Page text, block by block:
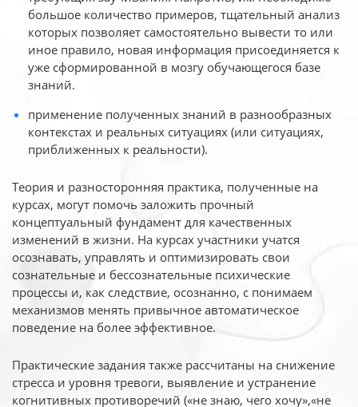
большое количество примеров, тщательный анализ
которых позволяет самостоятельно вывести то или
иное правило, новая информация присоединяется к
уже сформированной в мозгу обучающегося базе
знаний.
применение полученных знаний в разнообразных
контекстах и реальных ситуациях (или ситуациях,
приближенных к реальности).
Теория и разносторонняя практика, полученные на
курсах, могут помочь заложить прочный
концептуальный фундамент для качественных
изменений в жизни. На курсах участники учатся
осознавать, управлять и оптимизировать свои
сознательные и бессознательные психические
процессы и, как следствие, осознанно, с понимаем
механизмов менять привычное автоматическое
поведение на более эффективное.
Практические задания также рассчитаны на снижение
стресса и уровня тревоги, выявление и устранение
когнитивных противоречий («не знаю, чего хочу»,«не